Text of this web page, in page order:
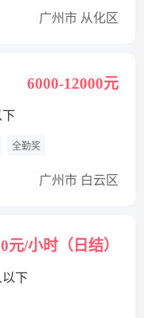
广州市 从化区
6000-12000元
下
全勤奖
广州市 白云区
元/小时（日结）
以下